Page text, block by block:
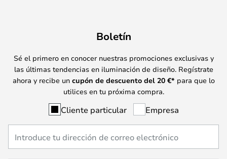
Boletín
Sé el primero en conocer nuestras promociones exclusivas y
las últimas tendencias en iluminación de diseño. Regístrate
ahora y recibe un cupón de descuento del 20 €* para que lo
utilices en tu próxima compra.
Cliente particular Empresa